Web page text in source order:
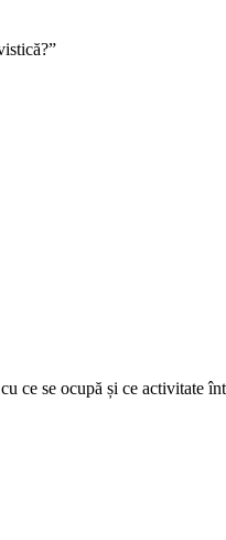
ce se ocupă și ce activitate